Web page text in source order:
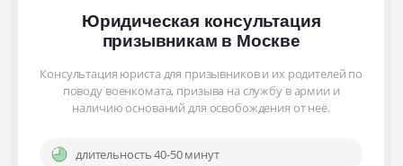
Юридическая консультация
призывникам в Москве
Консультация юриста для призывников и их родителей по
поводу военкомата, призыва на службу в армии и
наличию оснований для освобождения от неё.
длительность 40-50 минут